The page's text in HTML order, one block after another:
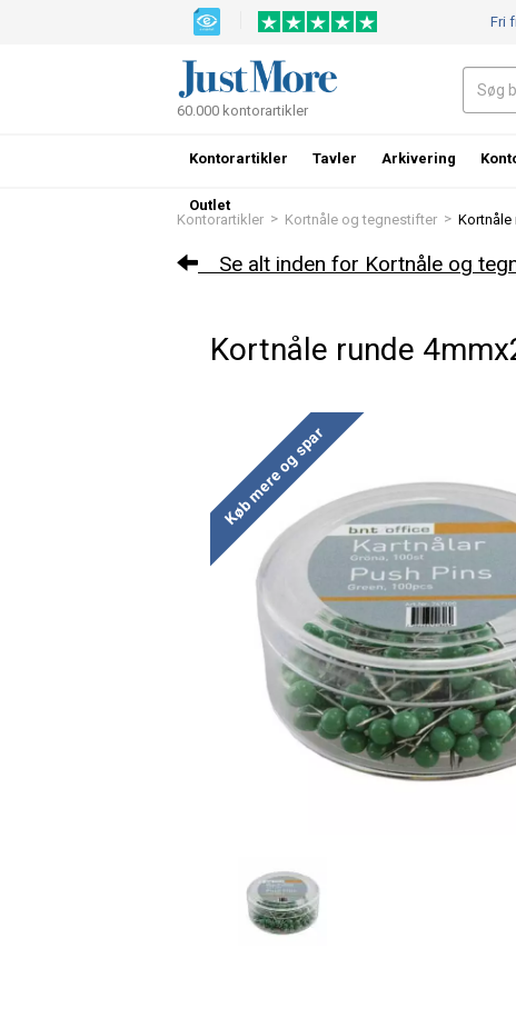
Kontorartikler > Kortnåle og tegnestifter > Kortnåle
Se alt inden for Kortnåle og
Kortnåle runde
Køb mere og spar
Fri
60.000 kontorartikler
Kontorartikler Tavler Arkivering
Outlet